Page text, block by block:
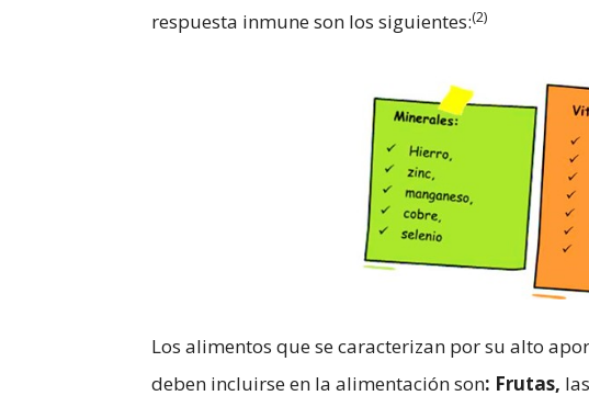
respuesta inmune son los siguientes:(2)
Los alimentos que se caracterizan por su alto
deben incluirse en la alimentación son: Frutas,